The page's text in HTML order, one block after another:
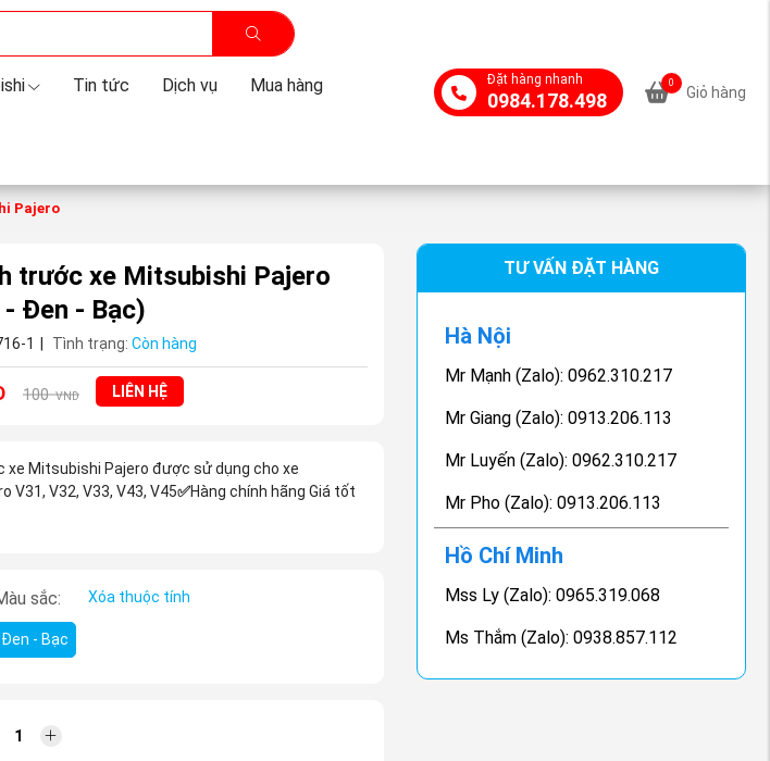
Tin tức Dịch vụ Mua hàng Đặt hàng nhanh
0984.178.498
0
Giỏ hàng
Pajero
trước xe Mitsubishi Pajero
Đen - Bạc)
1 Tình trạng: Còn hàng
100 VND LIÊN HỆ
xe Mitsubishi Pajero được sử dụng cho xe
V31, V32, V33, V43, V45✅Hàng chính hãng Giá tốt
sắc:
Đen - Bạc
Xóa thuộc tính
TƯ VẤN ĐẶT HÀNG
Hà Nội
Mr Mạnh (Zalo): 0962.310.217
Mr Giang (Zalo): 0913.206.113
Mr Luyến (Zalo): 0962.310.217
Mr Pho (Zalo): 0913.206.113
Hồ Chí Minh
Mss Ly (Zalo): 0965.319.068
Ms Thắm (Zalo): 0938.857.112